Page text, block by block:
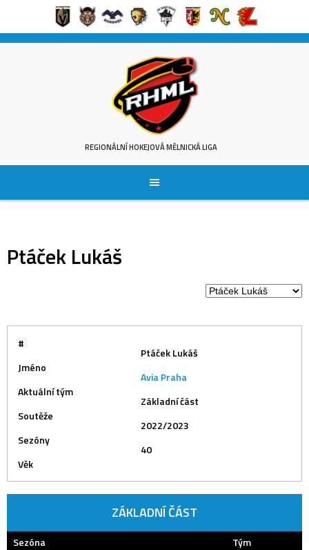
Skip
REGIONÁLNÍ HOKEJOVÁ MĚLNICKÁ LIGA
Ptáček Lukáš
#
Jméno
Ptáček Lukáš
Aktuální tým
Avia Praha
Soutěže
Základní část
Sezóny
2022/2023
Věk
40
ZÁKLADNÍ ČÁST
Sezóna
Tým